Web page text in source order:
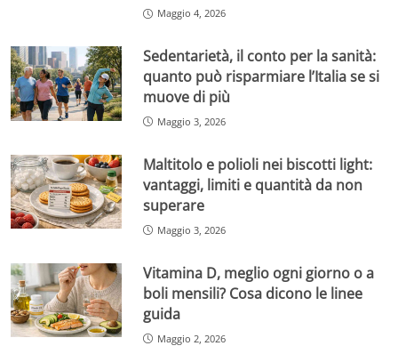
Maggio 4, 2026
Sedentarietà, il conto per la sanità:
quanto può risparmiare l’Italia se si
muove di più
Maggio 3, 2026
Maltitolo e polioli nei biscotti light:
vantaggi, limiti e quantità da non
superare
Maggio 3, 2026
Vitamina D, meglio ogni giorno o a
boli mensili? Cosa dicono le linee
guida
Maggio 2, 2026